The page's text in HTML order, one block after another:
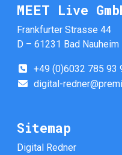
MEET Live
Frankfurter Strasse 44
D – 61231 Bad Nauheim
+49 (0)6032 785 93
digital-
Sitemap
Digital Redner